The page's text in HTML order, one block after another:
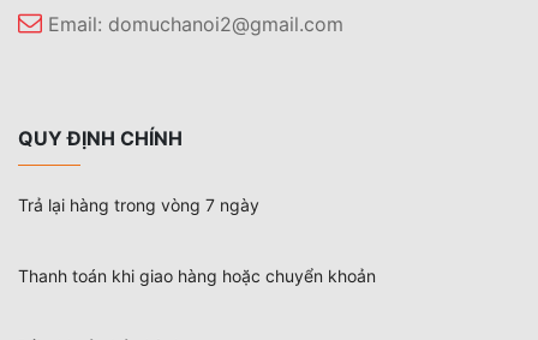
Email: domuchanoi2@gmail.com
QUY ĐỊNH CHÍNH
Trả lại hàng trong vòng 7 ngày
Thanh toán khi giao hàng hoặc chuyển khoản